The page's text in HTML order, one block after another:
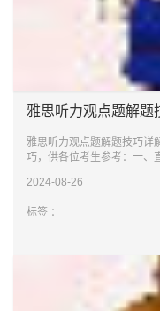
雅思听力观点题解题
雅思听力观点题解题技巧详
巧，供各位考生参考：一、
2024-08-26
标签 ：